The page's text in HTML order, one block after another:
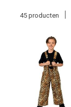
45 producten